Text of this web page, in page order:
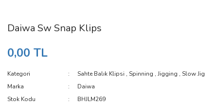
Daiwa Sw Snap Klips
0,00 TL
Kategori Sahte Balık Klipsi ,Spinning ,Jigging ,Slow Jig
Marka
Daiwa
Stok Kodu
BHJLM269